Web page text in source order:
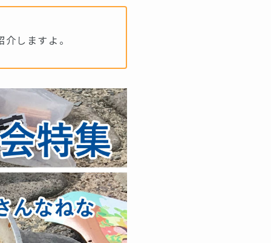
しますよ。